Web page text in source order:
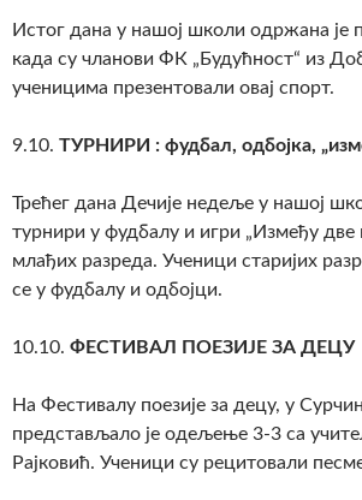
Истог дана у нашој школи одржана је
када су чланови ФК „Будућност“ из
ученицима презентовали овај спорт.
9.10. ТУРНИРИ : фудбал, одбојка,
Трећег дана Дечије недеље у нашој
турнири у фудбалу и игри „Између две
млађих разреда. Ученици старијих
се у фудбалу и одбојци.
10.10. ФЕСТИВАЛ ПОЕЗИЈЕ ЗА ДЕЦУ
На Фестивалу поезије за децу, у
представљало је одељење 3-3 са
Рајковић. Ученици су рецитовали